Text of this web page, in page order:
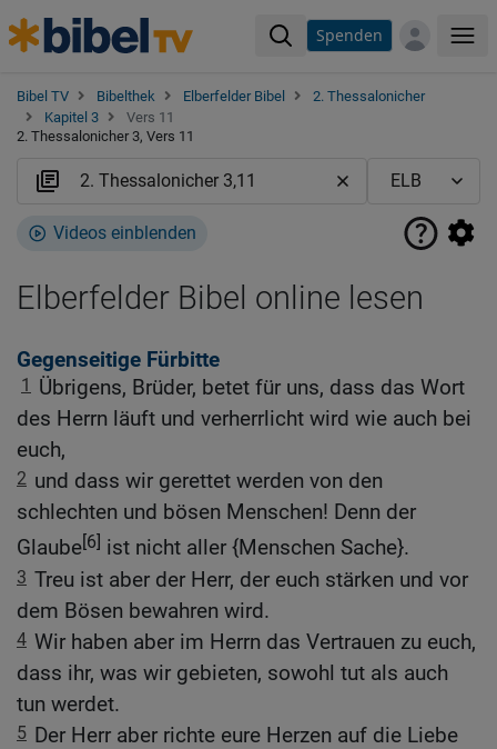
Spenden
Bibel TV Bibelthek Elberfelder Bibel
2. Thessalonicher
Kapitel 3
Vers 11
2. Thessalonicher 3, Vers 11
Videos einblenden
Elberfelder Bibel online lesen
Gegenseitige Fürbitte
1
Übrigens, Brüder, betet für uns, dass das Wort
des Herrn läuft und verherrlicht wird wie auch bei
euch,
2 und dass wir gerettet werden von den
schlechten und bösen Menschen! Denn der
Glaube[6] ist nicht aller {Menschen Sache}.
3 Treu ist aber der Herr, der euch stärken und vor
dem Bösen bewahren wird.
4 Wir haben aber im Herrn das Vertrauen zu euch,
dass ihr, was wir gebieten, sowohl tut als auch
tun werdet.
5 Der Herr aber richte eure Herzen auf die Liebe